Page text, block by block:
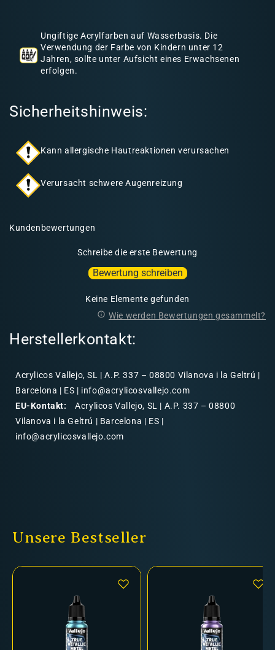
Ungiftige Acrylfarben auf Wasserbasis. Die
Verwendung der Farbe von Kindern unter 12
Jahren, sollte unter Aufsicht eines Erwachsenen
erfolgen.
Sicherheitshinweis:
Kann allergische Hautreaktionen verursachen
Verursacht schwere Augenreizung
Kundenbewertungen
Schreibe die erste Bewertung
Bewertung schreiben
Keine Elemente gefunden
Wie werden Bewertungen gesammelt?
Herstellerkontakt:
Acrylicos Vallejo, SL | A.P. 337 – 08800 Vilanova i la Geltrú |
Barcelona | ES | info@acrylicosvallejo.com
EU-Kontakt:
Acrylicos Vallejo, SL | A.P. 337 – 08800
Vilanova i la Geltrú | Barcelona | ES |
info@acrylicosvallejo.com
Unsere Bestseller